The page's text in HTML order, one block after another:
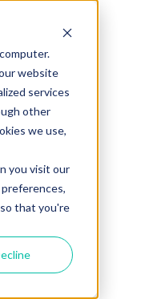
website
services
other
we use,
you visit our
that you're